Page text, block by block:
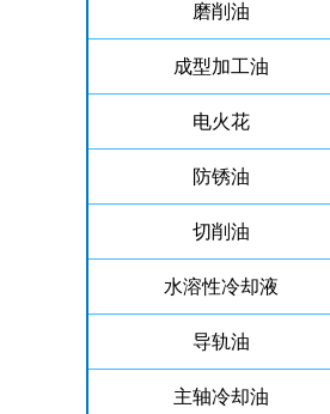
磨削油
成型加工油
电火花
防锈油
切削油
水溶性冷却液
导轨油
主轴冷却油